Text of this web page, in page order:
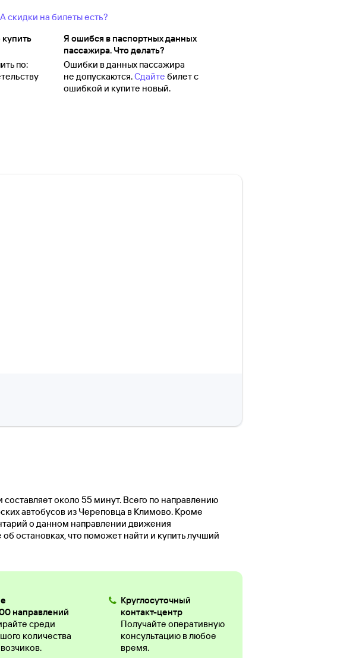
скидки на билеты есть?
по:
Я ошибся в паспортных данных
пассажира. Что делать?
Ошибки в данных пассажира
не допускаются.Сдайте билет с
ошибкой и купите новый.
около 55 минут. Всего по направлению
автобусов из Череповца в Климово. Кроме
о данном направлении движения
остановках, что поможет найти и купить лучший
направлений
среди
количества
Круглосуточный
контакт-центр
Получайте оперативную
консультацию в любое
время.